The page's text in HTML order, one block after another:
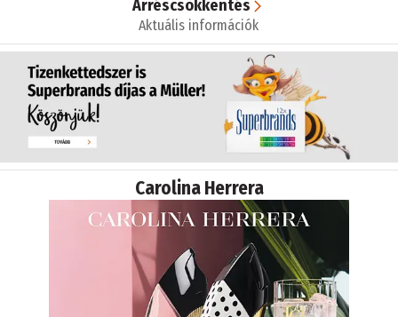
Árréscsökkentés
Aktuális információk
Carolina Herrera